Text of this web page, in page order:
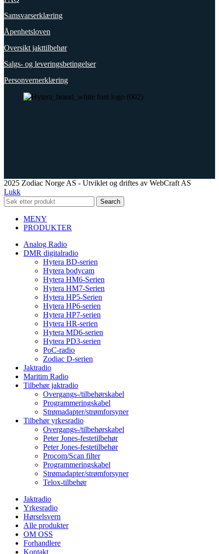
Samsvarserklæring
Åpenhetsloven
Oversikt jakttilbehør
Salgs- og leveringsbetingelser
Personvernerklæring
2025 Zodiac Norge AS - Utviklet og driftes av WebCraft AS
Lukk
Search
MENY
PRODUKTER
Analog Radio
DMR digitalradio
Hytera BD-serien
Hytera bodycam
Hytera HM6-Serien
Hytera HM7-Serien
Hytera HP5-Serien
Hytera HP6-serien
Hytera HP7-serien
Hytera HR-serien
Hytera MD6-serien
Hytera PD3-serien
PoC-radio
Zodiac D-serien
Jaktradio
Maritim Radio
Tilbehør jaktradio
Overgangs-/tilbehørskabel
Programmeringskabel
Strømadapter/strømforsyner
Tilbehør yrkesradio
Overgangs-/tilbehørskabel
Peter Jones-festetilbehør
Peter Jones-festetilbehør
Procom/Scan filter
Programmeringskabel
Strømadapter/strømforsyner
Telox-tilbehør
Jaktradio
Yrkesradio
Hørselsvern
Alle produkter
OM OSS
Forhandlere
Kontakt